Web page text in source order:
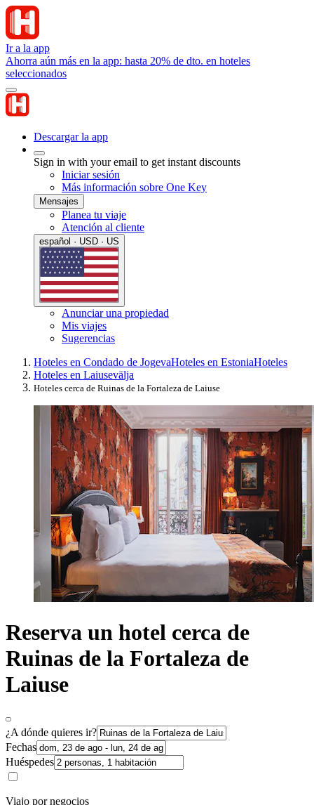
Ir a la app
Ahorra aún más en la app: hasta 20% de dto. en hoteles
seleccionados
Descargar la app
Sign in with your email to get instant discounts
Iniciar sesión
Más información sobre One Key
Mensajes
Planea tu viaje
Atención al cliente
español · USD · US
Anunciar una propiedad
Mis viajes
Sugerencias
Hoteles en Condado de JogevaHoteles en EstoniaHoteles
Hoteles en Laiusevälja
Hoteles cerca de Ruinas de la Fortaleza de Laiuse
Reserva un hotel cerca de
Ruinas de la Fortaleza de
Laiuse
¿A dónde quieres ir?
Fechas
Huéspedes
Viajo por negocios